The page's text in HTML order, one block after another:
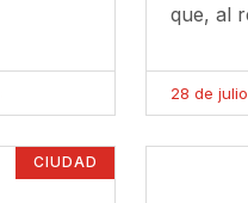
que, al
28 de
CIUDAD